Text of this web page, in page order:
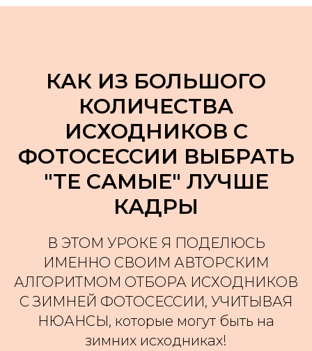
КАК ИЗ БОЛЬШОГО
КОЛИЧЕСТВА
ИСХОДНИКОВ С
ФОТОСЕССИИ ВЫБРАТЬ
"ТЕ САМЫЕ" ЛУЧШЕ
КАДРЫ
В ЭТОМ УРОКЕ Я ПОДЕЛЮСЬ
ИМЕННО СВОИМ АВТОРСКИМ
АЛГОРИТМОМ ОТБОРА ИСХОДНИКОВ
С ЗИМНЕЙ ФОТОСЕССИИ, УЧИТЫВАЯ
НЮАНСЫ, которые могут быть на
зимних исходниках!